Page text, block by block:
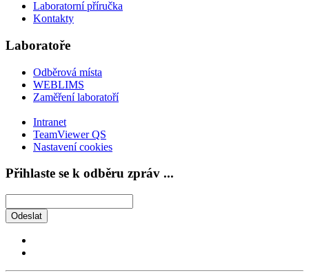
Laboratorní příručka
Kontakty
Laboratoře
Odběrová místa
WEBLIMS
Zaměření laboratoří
Intranet
TeamViewer QS
Nastavení cookies
Přihlaste se k odběru zpráv ...
Odeslat